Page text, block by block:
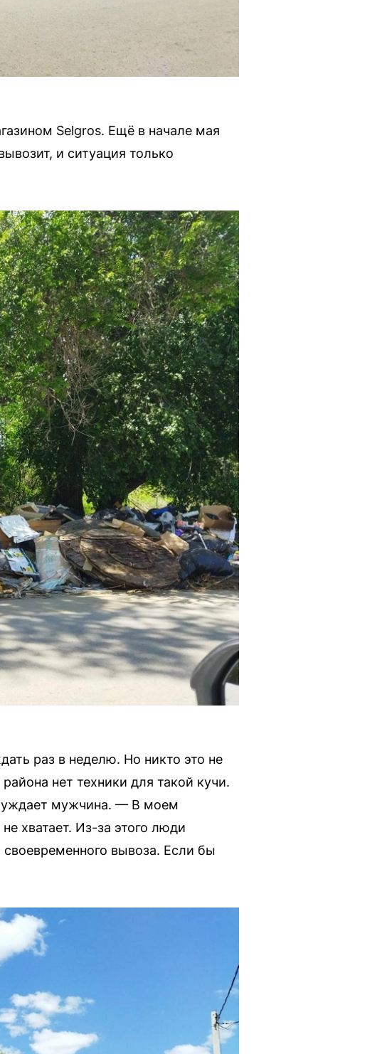
Selgros. Ещё в начале мая
и ситуация только
раз в неделю. Но никто это не
нет техники для такой кучи.
мужчина. — В моем
хватает. Из-за этого люди
вывоза. Если бы